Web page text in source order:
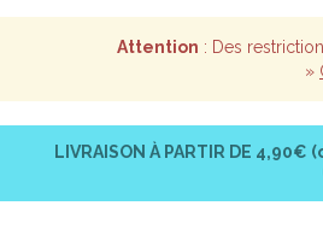
Attention : Des
»
LIVRAISON À PARTIR DE 4,90€